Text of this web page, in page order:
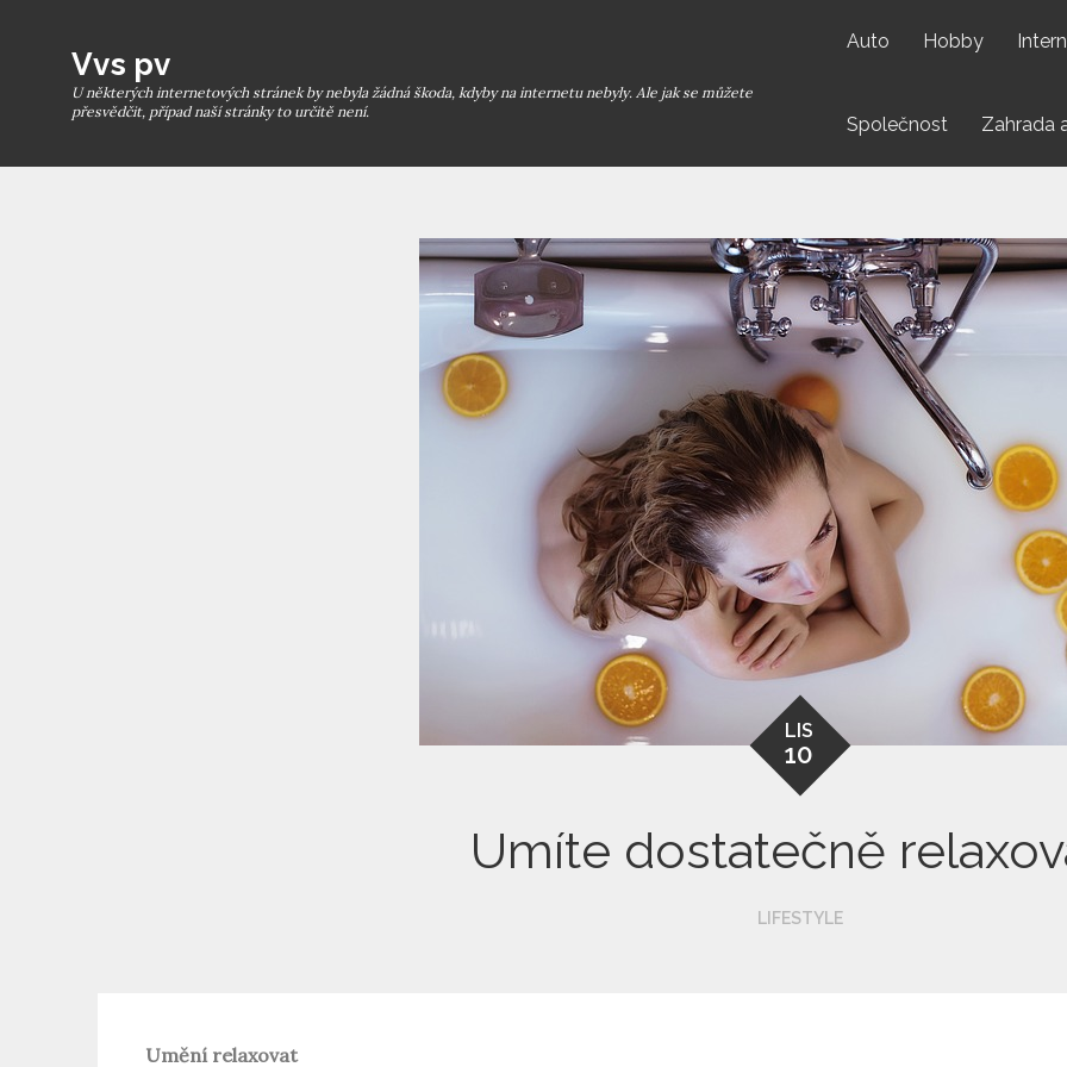
Vvs pv
U některých internetových stránek by nebyla žádná škoda, kdyby na internetu nebyly. Ale jak se můžete
přesvědčit, případ naší stránky to určitě není.
Auto Hobby
Společnost Zahrada
LIS
10
Umíte dostatečně
LIFESTYLE
Umění relaxovat